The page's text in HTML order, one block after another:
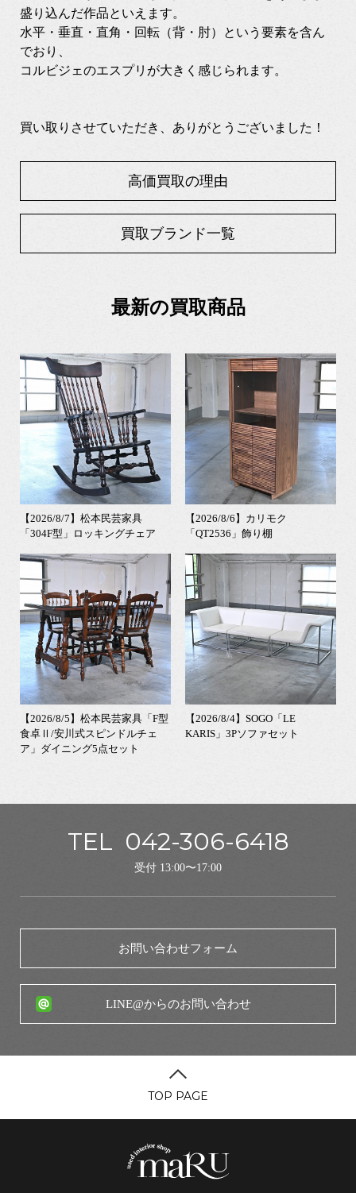
盛り込んだ作品といえます。
水平・垂直・直角・回転（背・肘）という要素を含ん
でおり、
コルビジェのエスプリが大きく感じられます。
買い取りさせていただき、ありがとうございました！
高価買取の理由
買取ブランド一覧
最新の買取商品
【2026/8/7】松本民芸家具
「304F型」ロッキングチェア
【2026/8/6】カリモク
「QT2536」飾り棚
【2026/8/5】松本民芸家具「F型
食卓Ⅱ/安川式スピンドルチェ
ア」ダイニング5点セット
【2026/8/4】SOGO「LE
KARIS」3Pソファセット
TEL 042-306-6418
受付 13:00〜17:00
お問い合わせフォーム
LINE@からのお問い合わせ
TOP PAGE